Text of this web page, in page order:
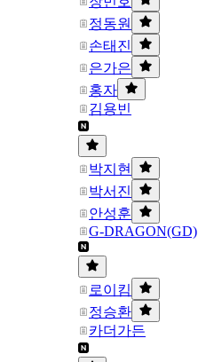
정동원
손태진
은가은
홍자
김용빈
박지현
박서진
안성훈
G-DRAGON(GD)
로이킴
정승환
카더가든